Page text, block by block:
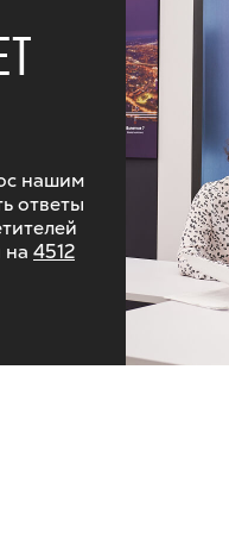
нашим
ответы
на 4512